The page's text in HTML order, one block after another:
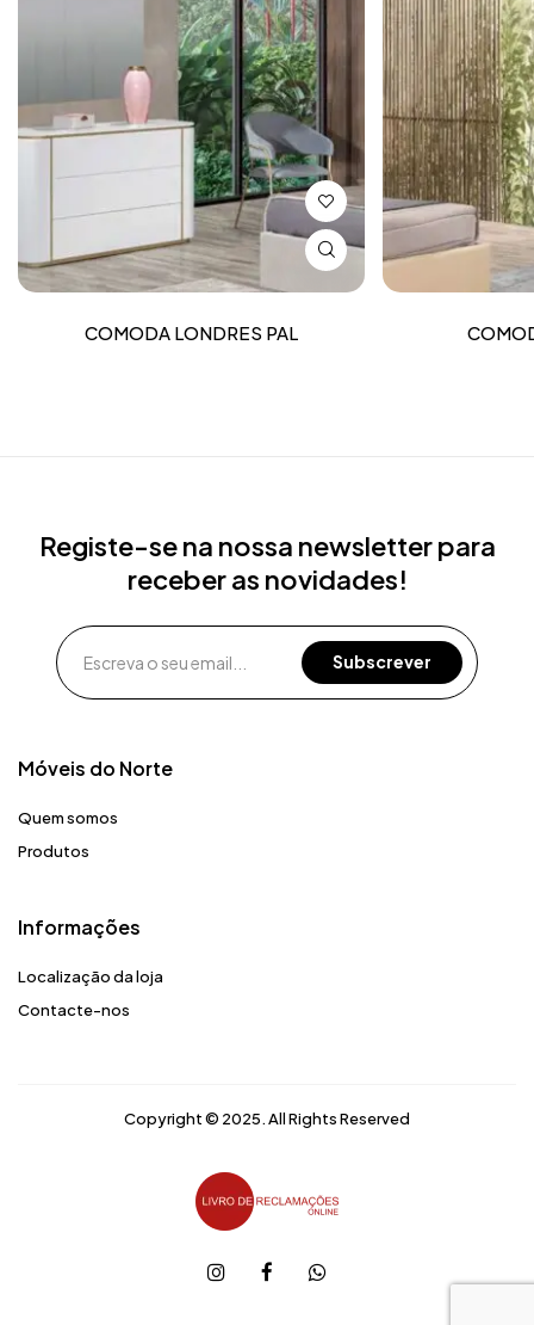
COMODA LONDRES PAL
Móveis do Norte​
Quem somos
Produtos
Registe-se na nossa newsletter para
receber as novidades!
Informações
Localização da loja
Contacte-nos
Copyright © 2025. All Rights Reserved